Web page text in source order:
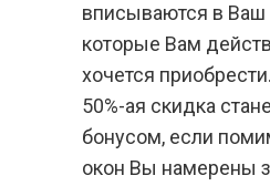
вписываются в Ваш
которые Вам
хочется
50%-ая скидка
бонусом, если
окон Вы намерены